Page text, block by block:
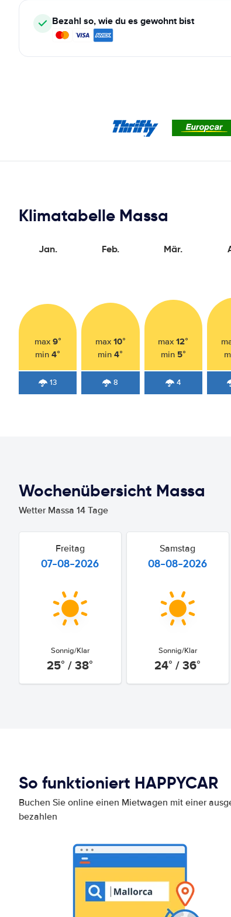
Bezahl so, wie du es gewohnt bist
Klimatabelle Massa
Jan.
max 9°
min4°
13
Feb.
max 10°
min4°
8
Mär.
max12°
min 5°
4
Wochenübersicht Massa
Wetter Massa 14 Tage
Freitag
07-08-2026
Sonnig/Klar
25° / 38°
Samstag
08-08-2026
Sonnig/Klar
24° / 36°
So funktioniert HAPPYCAR
Buchen Sie online einen Mietwagen mit einer
bezahlen